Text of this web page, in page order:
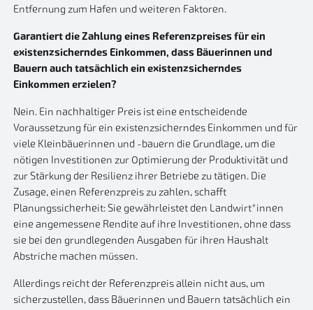
Entfernung zum Hafen und weiteren Faktoren.
Garantiert die Zahlung eines Referenzpreises für ein
existenzsicherndes Einkommen, dass Bäuerinnen und
Bauern auch tatsächlich ein existenzsicherndes
Einkommen erzielen?
Nein. Ein nachhaltiger Preis ist eine entscheidende
Voraussetzung für ein existenzsicherndes Einkommen und für
viele Kleinbäuerinnen und -bauern die Grundlage, um die
nötigen Investitionen zur Optimierung der Produktivität und
zur Stärkung der Resilienz ihrer Betriebe zu tätigen. Die
Zusage, einen Referenzpreis zu zahlen, schafft
Planungssicherheit: Sie gewährleistet den Landwirt*innen
eine angemessene Rendite auf ihre Investitionen, ohne dass
sie bei den grundlegenden Ausgaben für ihren Haushalt
Abstriche machen müssen.
Allerdings reicht der Referenzpreis allein nicht aus, um
sicherzustellen, dass Bäuerinnen und Bauern tatsächlich ein